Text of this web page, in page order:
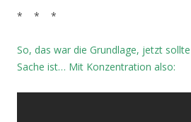
* * *
So, das war die Grundlage, jetzt
Sache ist… Mit Konzentration also: